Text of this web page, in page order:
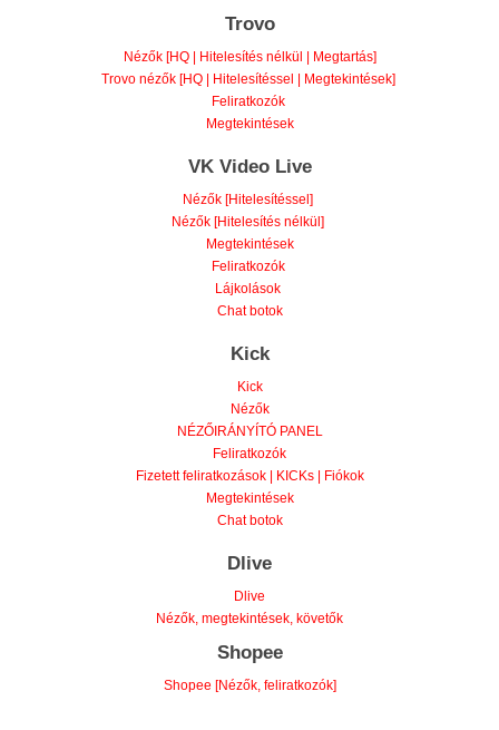
Trovo
Nézők [HQ | Hitelesítés nélkül | Megtartás]
Trovo nézők [HQ | Hitelesítéssel | Megtekintések]
Feliratkozók
Megtekintések
VK Video Live
Nézők [Hitelesítéssel]
Nézők [Hitelesítés nélkül]
Megtekintések
Feliratkozók
Lájkolások
Chat botok
Kick
Kick
Nézők
NÉZŐIRÁNYÍTÓ PANEL
Feliratkozók
Fizetett feliratkozások | KICKs | Fiókok
Megtekintések
Chat botok
Dlive
Dlive
Nézők, megtekintések, követők
Shopee
Shopee [Nézők, feliratkozók]